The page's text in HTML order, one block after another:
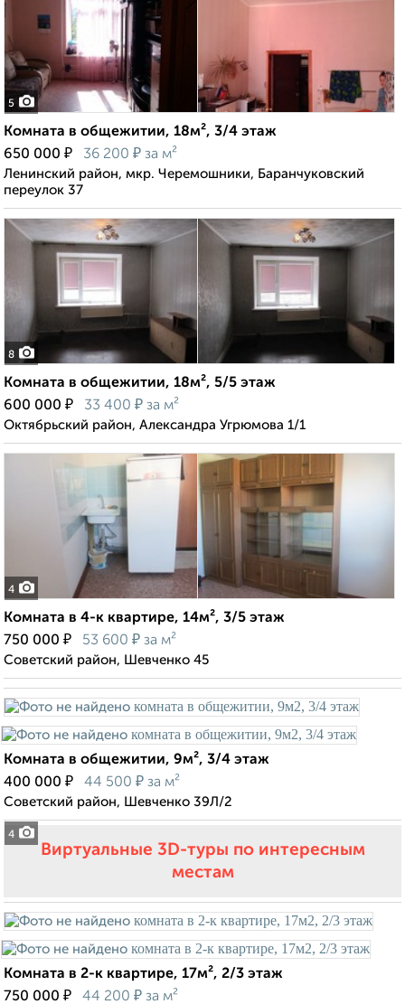
5
Комната в общежитии, 18м², 3/4 этаж
650 000 ₽ 36 200 ₽ за м²
Ленинский район, мкр. Черемошники, Баранчуковский
переулок 37
8
Комната в общежитии, 18м², 5/5 этаж
600 000 ₽ 33 400 ₽ за м²
Октябрьский район, Александра Угрюмова 1/1
4
Комната в 4-к квартире, 14м², 3/5 этаж
750 000 ₽ 53 600 ₽ за м²
Советский район, Шевченко 45
4
Комната в общежитии, 9м², 3/4 этаж
400 000 ₽ 44 500 ₽ за м²
Советский район, Шевченко 39Л/2
Виртуальные 3D-туры по интересным
местам
Комната в 2-к квартире, 17м², 2/3 этаж
750 000 ₽ 44 200 ₽ за м²